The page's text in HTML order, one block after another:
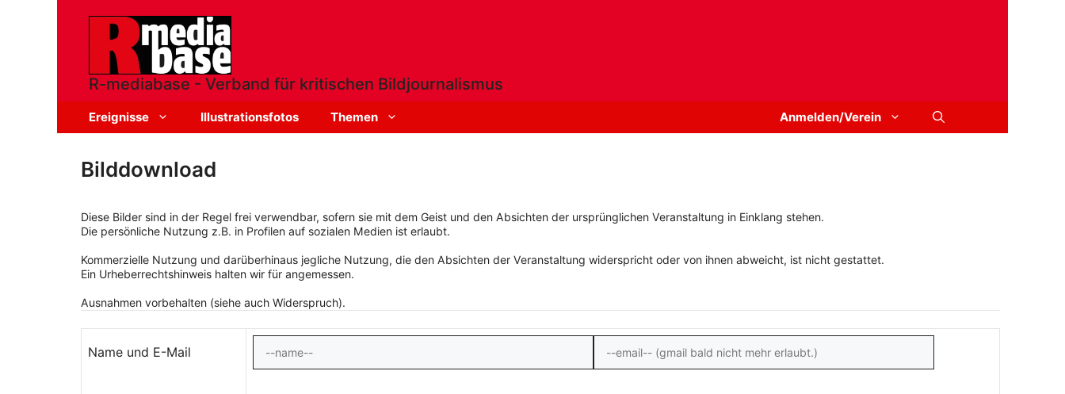
R-mediabase - Verband für kritischen Bildjournalismus
Ereignisse Illustrationsfotos Themen Anmelden/Verein
Bilddownload
Diese Bilder sind in der Regel frei verwendbar, sofern sie mit dem Geist und den Absichten der ursprünglichen Veranstaltung in Einklang stehen.
Die persönliche Nutzung z.B. in Profilen auf sozialen Medien ist erlaubt.
Kommerzielle Nutzung und darüberhinaus jegliche Nutzung, die den Absichten der Veranstaltung widerspricht oder von ihnen abweicht, ist nicht gestattet.
Ein Urheberrechtshinweis halten wir für angemessen.
Ausnahmen vorbehalten (siehe auch Widerspruch).
Name und E-Mail